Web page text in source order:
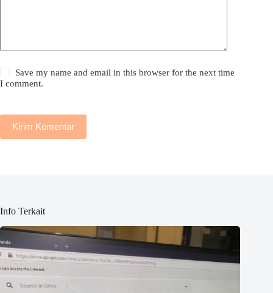
Save my name and email in this browser for the next time
I comment.
Kirim Komentar
Info Terkait